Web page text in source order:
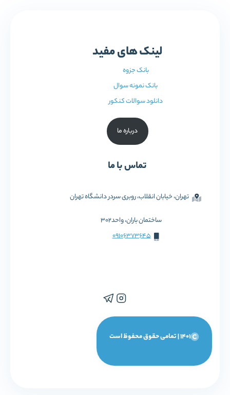
لینک های مفید
بانک جزوه
بانک نمونه سوال
دانلود سوالات کنکور
درباره ما
تماس با ما
تهران، خیابان انقلاب، روبری سردر دانشگاه تهران
ساختمان باران، واحد302
09106373645
1401 | تمامی حقوق محفوظ است